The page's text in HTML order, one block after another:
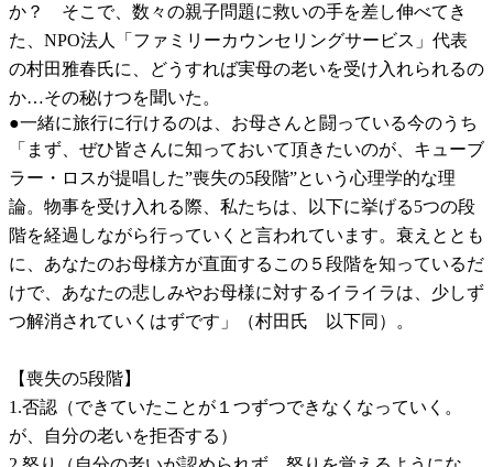
か？ そこで、数々の親子問題に救いの手を差し伸べてき
た、NPO法人「ファミリーカウンセリングサービス」代表
の村田雅春氏に、どうすれば実母の老いを受け入れられるの
か…その秘けつを聞いた。
●一緒に旅行に行けるのは、お母さんと闘っている今のうち
「まず、ぜひ皆さんに知っておいて頂きたいのが、キューブ
ラー・ロスが提唱した”喪失の5段階”という心理学的な理
論。物事を受け入れる際、私たちは、以下に挙げる5つの段
階を経過しながら行っていくと言われています。衰えととも
に、あなたのお母様方が直面するこの５段階を知っているだ
けで、あなたの悲しみやお母様に対するイライラは、少しず
つ解消されていくはずです」（村田氏 以下同）。
【喪失の5段階】
1.否認（できていたことが１つずつできなくなっていく。
が、自分の老いを拒否する）